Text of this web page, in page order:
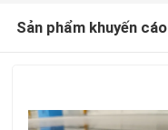
Sản phẩm khuyến cáo